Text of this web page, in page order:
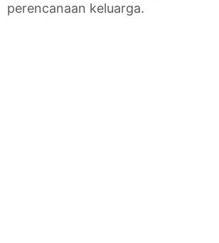
perencanaan keluarga.